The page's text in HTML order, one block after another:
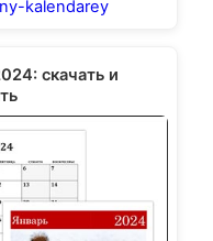
скачать и